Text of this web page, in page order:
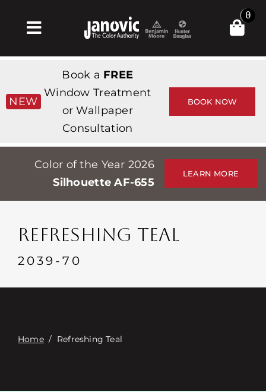
Toggle
Navigation
Products & Services
Κατάστημα
Professionals
Stores
Εκδηλώσεις
Επαφή
0
NEW
Book a FREE
Window Treatment
or Wallpaper
Consultation
BOOK NOW
Color of the Year 2026
Silhouette AF-655
LEARN MORE
REFRESHING TEAL
2039-70
Home/ Refreshing Teal